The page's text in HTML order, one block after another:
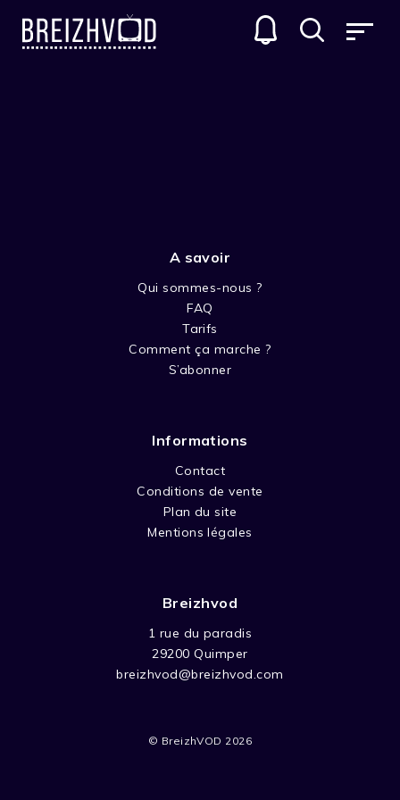
A savoir
Qui sommes-nous ?
FAQ
Tarifs
Comment ça marche ?
S’abonner
Informations
Contact
Conditions de vente
Plan du site
Mentions légales
Breizhvod
1 rue du paradis
29200 Quimper
breizhvod@breizhvod.com
© BreizhVOD 2026